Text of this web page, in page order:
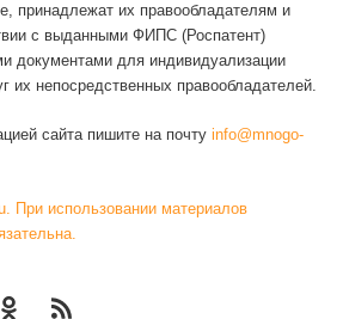
принадлежат их правообладателям и
с выданными ФИПС (Роспатент)
документами для индивидуализации
их непосредственных правообладателей.
сайта пишите на почту info@mnogo-
При использовании материалов